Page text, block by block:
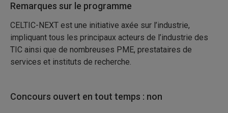
Remarques sur le programme
CELTIC-NEXT est une initiative axée sur l’industrie,
impliquant tous les principaux acteurs de l’industrie des
TIC ainsi que de nombreuses PME, prestataires de
services et instituts de recherche.
Concours ouvert en tout temps : non